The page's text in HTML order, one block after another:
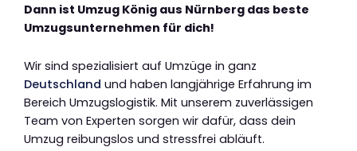
Dann ist Umzug König aus Nürnberg das beste
Umzugsunternehmen für dich!
Wir sind spezialisiert auf Umzüge in ganz
Deutschland und haben langjährige Erfahrung im
Bereich Umzugslogistik. Mit unserem zuverlässigen
Team von Experten sorgen wir dafür, dass dein
Umzug reibungslos und stressfrei abläuft.